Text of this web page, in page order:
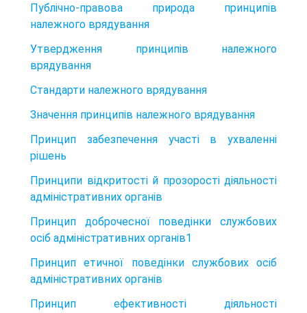
Публічно-правова природа принципів
належного врядування
Утвердження принципів належного
врядування
Стандарти належного врядування
Значення принципів належного врядування
Принцип забезпечення участі в ухваленні
рішень
Принципи відкритості й прозорості діяльності
адміністративних органів
Принцип доброчесної поведінки службових
осіб адміністративних органів1
Принцип етичної поведінки службових осіб
адміністративних органів
Принцип ефективності діяльності